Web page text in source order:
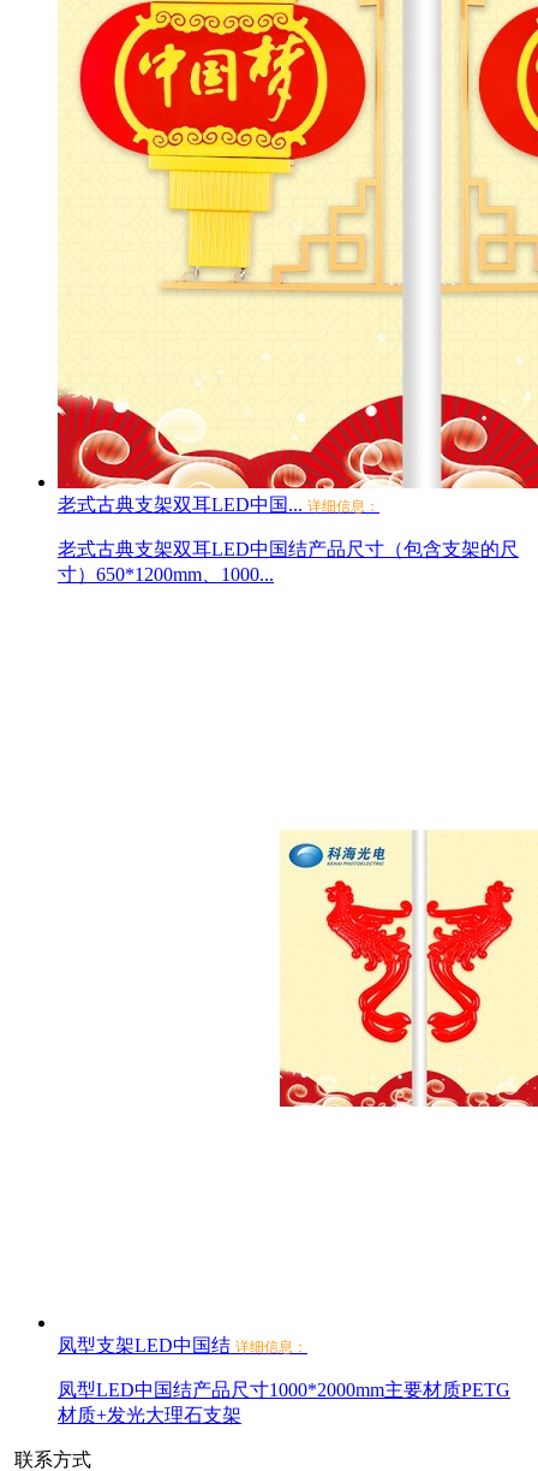
老式古典支架双耳LED中国... 详细信息：
老式古典支架双耳LED中国结产品尺寸（包含支架的尺
寸）650*1200mm、1000...
凤型支架LED中国结 详细信息：
凤型LED中国结产品尺寸1000*2000mm主要材质PETG
材质+发光大理石支架
联系方式